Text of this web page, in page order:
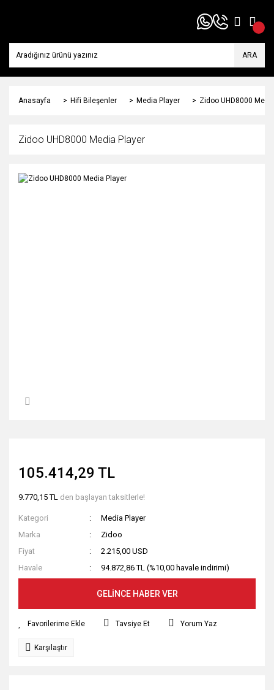
ARA
Anasayfa Hifi Bileşenler Media Player Zidoo UHD8000
Zidoo UHD8000 Media Player
105.414,29 TL
9.770,15 TL den başlayan taksitlerle!
Kategori
Media Player
Marka
Zidoo
Fiyat
2.215,00 USD
Havale
94.872,86 TL (%10,00 havale indirimi)
GELİNCE HABER VER
Tavsiye Et Yorum Yaz
Karşılaştır